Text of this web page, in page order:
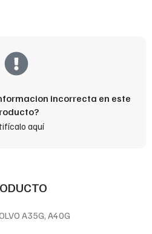
incorrecta en este
aquí
A35G, A40G